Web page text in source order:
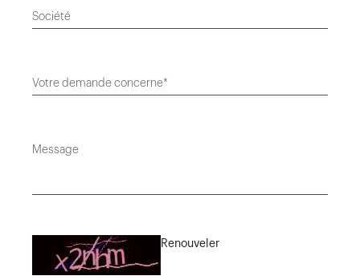
Société
Votre demande concerne*
Message
Renouveler
Saisissez le code suivant*